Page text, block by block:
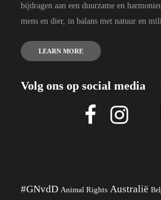
bijdragen aan een duurzame en
mens en dier, in balans met natuur en
LEARN MORE
Volg ons op social media
#GNvdD Animal Rights Australië